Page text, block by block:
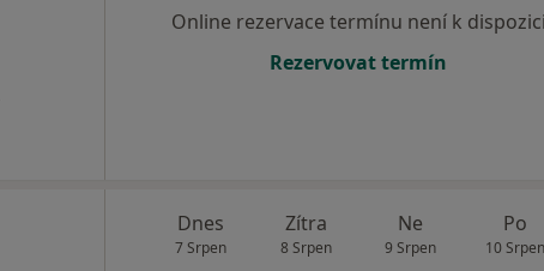
Online rezervace termínu není k dispozici
Rezervovat termín
Dnes
7 Srpen
Zítra
8 Srpen
Ne
9 Srpen
Po
10 Srpen